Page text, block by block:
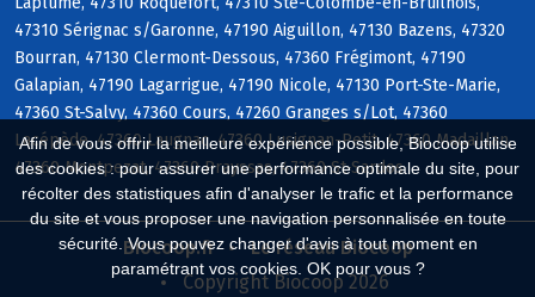
Afin de vous offrir la meilleure expérience possible, Biocoop utilise
des cookies : pour assurer une performance optimale du site, pour
récolter des statistiques afin d'analyser le trafic et la performance
du site et vous proposer une navigation personnalisée en toute
sécurité. Vous pouvez changer d'avis à tout moment en
paramétrant vos cookies. OK pour vous ?
47310 Sérignac s/Garonne, 47190 Aiguillon, 47130 Bazens, 47320
Bourran, 47130 Clermont-Dessous, 47360 Frégimont, 47190
Galapian, 47190 Lagarrigue, 47190 Nicole, 47130 Port-Ste-Marie,
47360 St-Salvy, 47360 Cours, 47260 Granges s/Lot, 47360
Lacépède, 47360 Laugnac, 47360 Lusignan-Petit, 47360 Madaillan,
47360 Montpezat, 47360 Prayssas, 47360 St-Sardos
Biocoop.fr
Le réseau Biocoop
Copyright Biocoop 2026